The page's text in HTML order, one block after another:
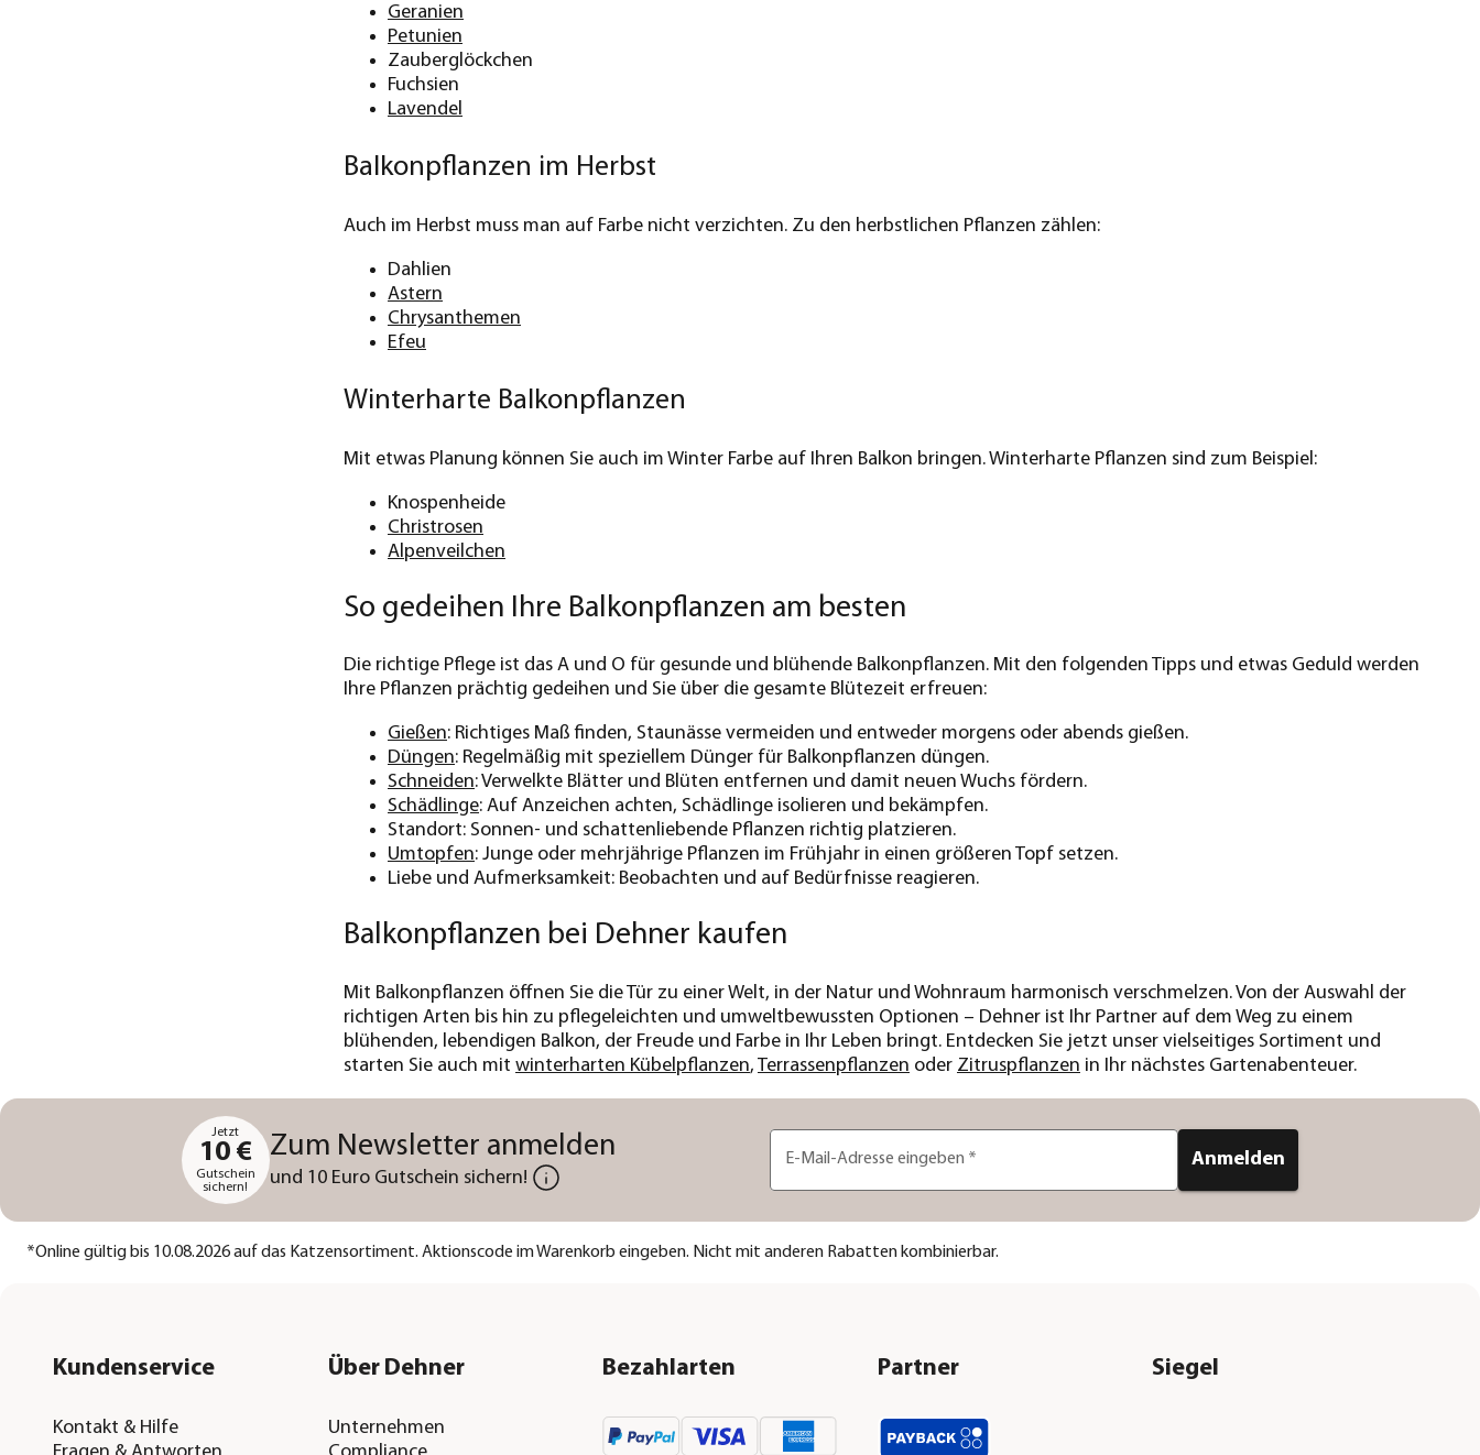
Geranien
Petunien
Zauberglöckchen
Fuchsien
Lavendel
Balkonpflanzen im Herbst
Auch im Herbst muss man auf Farbe nicht verzichten. Zu den herbstlichen Pflanzen zählen:
Dahlien
Astern
Chrysanthemen
Efeu
Winterharte Balkonpflanzen
Mit etwas Planung können Sie auch im Winter Farbe auf Ihren Balkon bringen. Winterharte Pflanzen sind zum Beispiel:
Knospenheide
Christrosen
Alpenveilchen
So gedeihen Ihre Balkonpflanzen am besten
Die richtige Pflege ist das A und O für gesunde und blühende Balkonpflanzen. Mit den folgenden Tipps und etwas Geduld werden
Ihre Pflanzen prächtig gedeihen und Sie über die gesamte Blütezeit erfreuen:
Gießen: Richtiges Maß finden, Staunässe vermeiden und entweder morgens oder abends gießen.
Düngen: Regelmäßig mit speziellem Dünger für Balkonpflanzen düngen.
Schneiden: Verwelkte Blätter und Blüten entfernen und damit neuen Wuchs fördern.
Schädlinge: Auf Anzeichen achten, Schädlinge isolieren und bekämpfen.
Standort: Sonnen- und schattenliebende Pflanzen richtig platzieren.
Umtopfen: Junge oder mehrjährige Pflanzen im Frühjahr in einen größeren Topf setzen.
Liebe und Aufmerksamkeit: Beobachten und auf Bedürfnisse reagieren.
Balkonpflanzen bei Dehner kaufen
Mit Balkonpflanzen öffnen Sie die Tür zu einer Welt, in der Natur und Wohnraum harmonisch verschmelzen. Von der Auswahl der
richtigen Arten bis hin zu pflegeleichten und umweltbewussten Optionen – Dehner ist Ihr Partner auf dem Weg zu einem
blühenden, lebendigen Balkon, der Freude und Farbe in Ihr Leben bringt. Entdecken Sie jetzt unser vielseitiges Sortiment und
starten Sie auch mit winterharten Kübelpflanzen, Terrassenpflanzen oder Zitruspflanzen in Ihr nächstes Gartenabenteuer.
Jetzt
10 €
Gutschein
sichern!
Zum Newsletter anmelden
und 10 Euro Gutschein sichern!
E-Mail-Adresse eingeben * Anmelden
*Online gültig bis 10.08.2026 auf das Katzensortiment. Aktionscode im Warenkorb eingeben. Nicht mit anderen Rabatten kombinierbar.
Kundenservice
Kontakt & Hilfe
Über Dehner
Unternehmen
Bezahlarten Partner Siegel